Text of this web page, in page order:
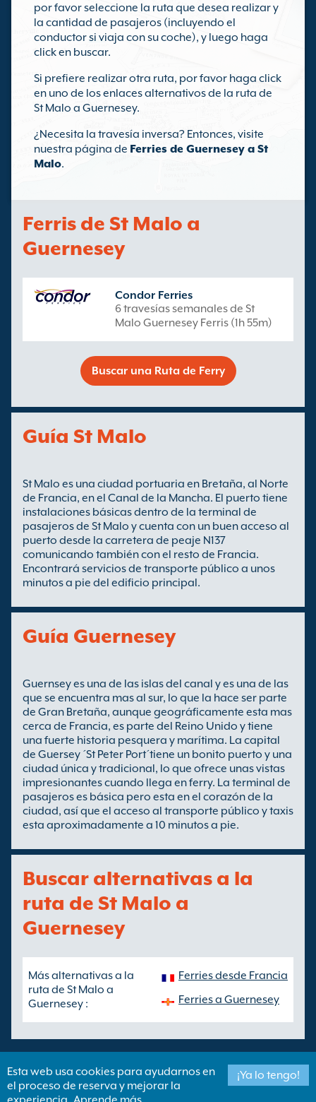
por favor seleccione la ruta que desea realizar y
la cantidad de pasajeros (incluyendo el
conductor si viaja con su coche), y luego haga
click en buscar.
Si prefiere realizar otra ruta, por favor haga click
en uno de los enlaces alternativos de la ruta de
St Malo a Guernesey.
¿Necesita la travesía inversa? Entonces, visite
nuestra página de Ferries de Guernesey a St
Malo.
Ferris de St Malo a
Guernesey
Condor Ferries
6 travesías semanales de St
Malo Guernesey Ferris (1h 55m)
Buscar una Ruta de Ferry
Guía St Malo
St Malo es una ciudad portuaria en Bretaña, al Norte
de Francia, en el Canal de la Mancha. El puerto tiene
instalaciones básicas dentro de la terminal de
pasajeros de St Malo y cuenta con un buen acceso al
puerto desde la carretera de peaje N137
comunicando también con el resto de Francia.
Encontrará servicios de transporte público a unos
minutos a pie del edificio principal.
Guía Guernesey
Guernsey es una de las islas del canal y es una de las
que se encuentra mas al sur, lo que la hace ser parte
de Gran Bretaña, aunque geográficamente esta mas
cerca de Francia, es parte del Reino Unido y tiene
una fuerte historia pesquera y marítima. La capital
de Guersey ´St Peter Port´tiene un bonito puerto y una
ciudad única y tradicional, lo que ofrece unas vistas
impresionantes cuando llega en ferry. La terminal de
pasajeros es básica pero esta en el corazón de la
ciudad, así que el acceso al transporte público y taxis
esta aproximadamente a 10 minutos a pie.
Buscar alternativas a la
ruta de St Malo a
Guernesey
Más alternativas a la
ruta de St Malo a
Guernesey :
Ferries desde Francia
Ferries a Guernesey
Copyright ©Newincco 1399 Limited
Esta web usa cookies para ayudarnos en
el proceso de reserva y mejorar la
¡Ya lo tengo!